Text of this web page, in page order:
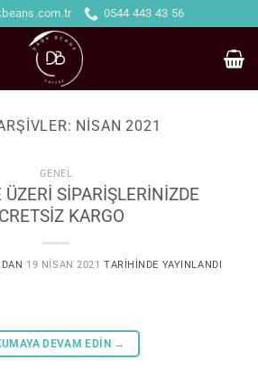
0544 443 43 56
NISAN 2021
GENEL
SİPARİŞLERİNİZDE
KARGO
19 NISAN 2021 TARIHINDE YAYINLANDI
DEVAM EDIN →